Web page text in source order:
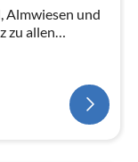
Almwiesen und
zu allen
sich unser